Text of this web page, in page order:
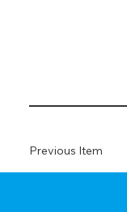
Previous Item